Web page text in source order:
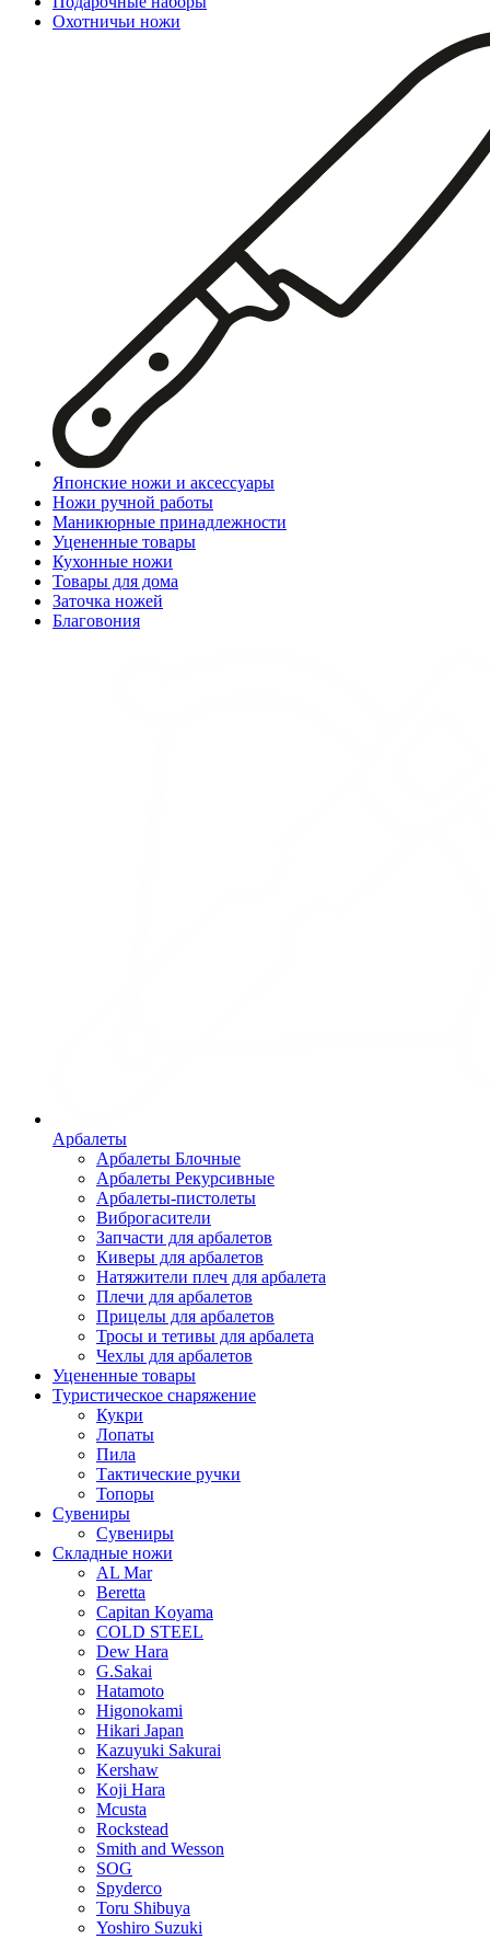
Охотничьи ножи
Японские ножи и аксессуары
Ножи ручной работы
Маникюрные принадлежности
Уцененные товары
Кухонные ножи
Товары для дома
Заточка ножей
Благовония
Арбалеты
Арбалеты Блочные
Арбалеты Рекурсивные
Арбалеты-пистолеты
Виброгасители
Запчасти для арбалетов
Киверы для арбалетов
Натяжители плеч для арбалета
Плечи для арбалетов
Прицелы для арбалетов
Тросы и тетивы для арбалета
Чехлы для арбалетов
Уцененные товары
Туристическое снаряжение
Кукри
Лопаты
Пила
Тактические ручки
Топоры
Сувениры
Сувениры
Складные ножи
AL Mar
Beretta
Capitan Koyama
COLD STEEL
Dew Hara
G.Sakai
Hatamoto
Higonokami
Hikari Japan
Kazuyuki Sakurai
Kershaw
Koji Hara
Mcusta
Rockstead
Smith and Wesson
SOG
Spyderco
Toru Shibuya
Yoshiro Suzuki